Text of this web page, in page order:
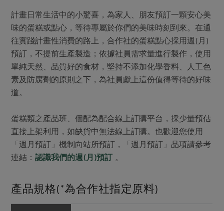
計畫日常生活中的小驚喜，為家人、朋友預訂一顆安心美
味的蛋糕或點心，等待專屬於你們的美味時刻到來。在通
往實踐計畫性消費的路上，合作社的蛋糕點心採用週(月)
預訂，不提前生產製造；依據社員需求量進行製作，使用
單純天然、品質好的食材，堅持不添加化學香料、人工色
素及防腐劑的原則之下，為社員獻上這份值得等待的好味
道。
蛋糕類之產品班、個配為配合線上訂購平台，採少量預估
直接上架利用，如缺貨中無法線上訂購。也歡迎您使用
「週月預訂」機制向站所預訂，「週月預訂」品項請參考
連結：認識我們的週(月)預訂 。
產品規格(*為合作社指定原料)